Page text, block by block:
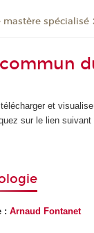
mastère spécialisé
et
sur le lien suivant
:Arnaud Fontanet